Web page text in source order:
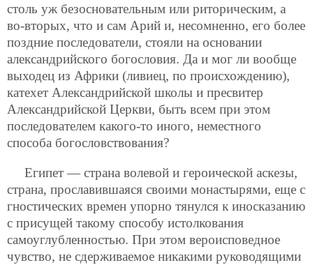
столь уж безосновательным или риторическим, а
во-вторых, что и сам Арий и, несомненно, его более
поздние последователи, стояли на основании
александрийского богословия. Да и мог ли вообще
выходец из Африки (ливиец, по происхождению),
катехет Александрийской школы и пресвитер
Александрийской Церкви, быть всем при этом
последователем какого-то иного, неместного
способа богословствования?
Египет — страна волевой и героической аскезы,
страна, прославившаяся своими монастырями, еще с
гностических времен упорно тянулся к иносказанию
с присущей такому способу истолкования
самоуглубленностью. При этом вероисповедное
чувство, не сдерживаемое никакими руководящими